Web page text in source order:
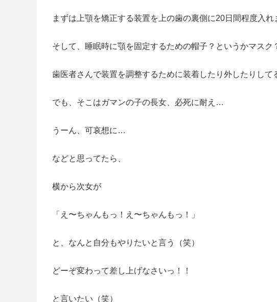
まずは上顎を矯正する装置を上の歯の裏側に20日間程度入れ
そして、睡眠時に顎を固定するための帽子？というかマス
歯医者さんで装置を調整するために装着したり外したりして
でも、そこはガマンの子の長女、必死に耐え…
うーん、可哀想に…
などと思ってたら、
横から次女が
「え〜ちゃんもっ！え〜ちゃんもっ！」
と、なんと自分もやりたいと言う（笑）
どーぞ変わって差し上げなさいっ！！
と言いたい（笑）